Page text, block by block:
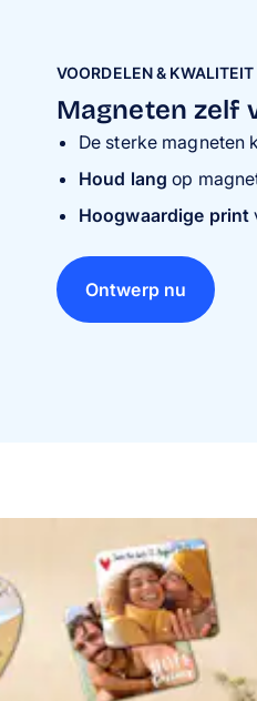
VOORDELEN & KWALITEIT
Magneten zelf
De sterke magneten
Houd langop
Hoogwaardige print
Ontwerp nu